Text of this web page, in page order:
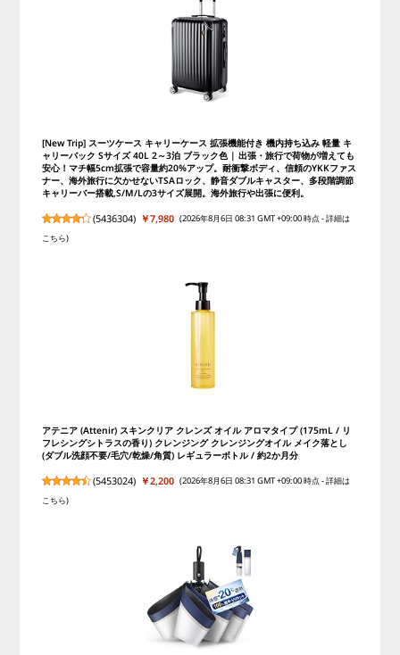
[New Trip] スーツケース キャリーケース 拡張機能付き 機内持ち込み 軽量 キ
ャリーバック Sサイズ 40L 2～3泊 ブラック色 | 出張・旅行で荷物が増えても
安心！マチ幅5cm拡張で容量約20%アップ。耐衝撃ボディ、信頼のYKKファス
ナー、海外旅行に欠かせないTSAロック、静音ダブルキャスター、多段階調節
キャリーバー搭載,S/M/Lの3サイズ展開。海外旅行や出張に便利。
(5436304) ￥7,980 (2026年8月6日 08:31 GMT +09:00 時点 -詳細は
こちら)
アテニア (Attenir) スキンクリア クレンズ オイル アロマタイプ (175mL / リ
フレシングシトラスの香り) クレンジング クレンジングオイル メイク落とし
(ダブル洗顔不要/毛穴/乾燥/角質) レギュラーボトル / 約2か月分
(5453024) ￥2,200 (2026年8月6日 08:31 GMT +09:00 時点 -詳細は
こちら)